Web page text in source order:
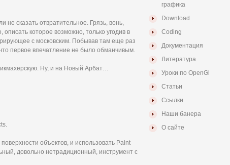
сказать отвратительное. Грязь, вонь,
которое возможно, только угодив в
с московским. Побывав там еще раз
первое впечатление не было обманчивым.
Ну, и на Новый Арбат…
объектов, и использовать Paint
довольно нетрадиционный, инструмент с
графика
Download
Coding
Документация
Литература
Уроки по OpenGl
Статьи
Ссылки
Наши банера
О сайте